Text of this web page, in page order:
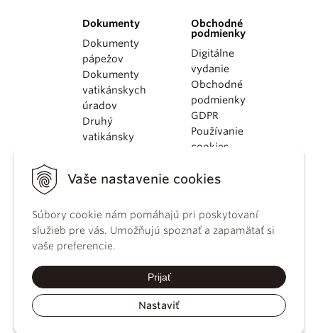
Vaše nastavenie cookies
Súbory cookie nám pomáhajú pri poskytovaní
služieb pre vás. Umožňujú spoznať a zapamätať si
vaše preferencie.
Prijať
Nastaviť
Dokumenty
Dokumenty
pápežov
Dokumenty
vatikánskych
úradov
Druhý
vatikánsky
KBS
kánonického
práva
Katechizmus
Obchodné
podmienky
Digitálne
vydanie
Obchodné
podmienky
GDPR
Používanie
cookies